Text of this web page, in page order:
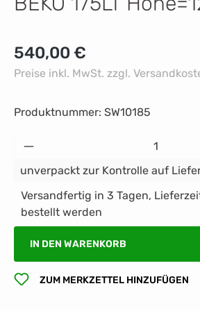
Regulärer Preis:
540,00 €
Preise inkl. MwSt. zzgl.
Produktnummer: SW10185
Produkt Anzahl: Gib den
unverpackt zur Kontrolle auf
Versandfertig in 3 Tagen,
bestellt werden
IN DEN WARENKORB
ZUM MERKZETTEL HINZUFÜGEN